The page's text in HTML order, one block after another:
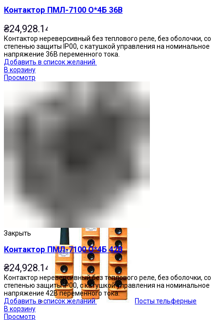
Посты тельферные
Контактор ПМЛ-7100 О*4Б 36В
₴24,928.14
Контактор нереверсивный без теплового реле, без оболочки, со
степенью защиты IP00, с катушкой управления на номинальное
напряжение 36В переменного тока.
Добавить в список желаний
В корзину
Просмотр
Закрыть
Контактор ПМЛ-7100 О*4Б 42В
₴24,928.14
Контактор нереверсивный без теплового реле, без оболочки, со
степенью защиты IP00, с катушкой управления на номинальное
напряжение 42В переменного тока.
Добавить в список желаний
В корзину
Просмотр